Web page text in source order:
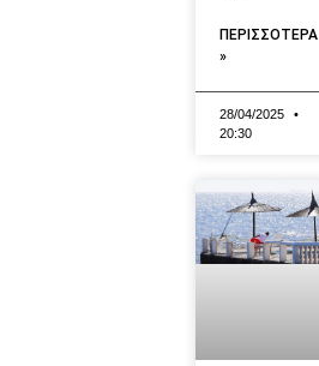
ΠΕΡΙΣΣΟΤΕΡΑ
»
28/04/2025
20:30